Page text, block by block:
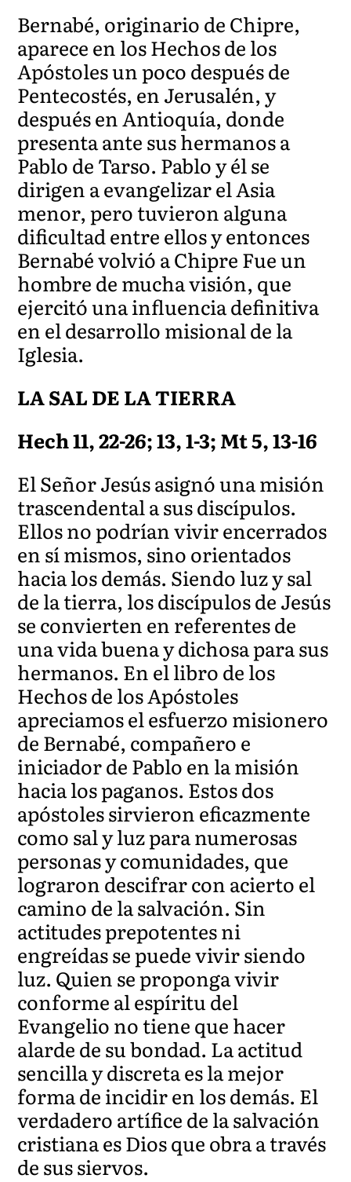
Bernabé, originario de Chipre,
aparece en los Hechos de los
Apóstoles un poco después de
Pentecostés, en Jerusalén, y
después en Antioquía, donde
presenta ante sus hermanos a
Pablo de Tarso. Pablo y él se
dirigen a evangelizar el Asia
menor, pero tuvieron alguna
dificultad entre ellos y entonces
Bernabé volvió a Chipre Fue un
hombre de mucha visión, que
ejercitó una influencia definitiva
en el desarrollo misional de la
Iglesia.
LA SAL DE LA TIERRA
Hech11, 22-26; 13, 1-3; Mt 5, 13-16
El Señor Jesús asignó una misión
trascendental a sus discípulos.
Ellos no podrían vivir encerrados
en sí mismos, sino orientados
hacia los demás. Siendo luz y sal
de la tierra, los discípulos de Jesús
se convierten en referentes de
una vida buena y dichosa para sus
hermanos. En el libro de los
Hechos de los Apóstoles
apreciamos el esfuerzo misionero
de Bernabé, compañero e
iniciador de Pablo en la misión
hacia los paganos. Estos dos
apóstoles sirvieron eficazmente
como sal y luz para numerosas
personas y comunidades, que
lograron descifrar con acierto el
camino de la salvación. Sin
actitudes prepotentes ni
engreídas se puede vivir siendo
luz. Quien se proponga vivir
conforme al espíritu del
Evangelio no tiene que hacer
alarde de su bondad. La actitud
sencilla y discreta es la mejor
forma de incidir en los demás. El
verdadero artífice de la salvación
cristiana es Dios que obra a través
de sus siervos.